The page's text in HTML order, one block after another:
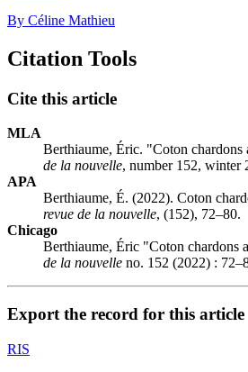
By Céline Mathieu
Citation Tools
Cite this article
MLA
Berthiaume, Éric. "Coton
de la nouvelle, number 152, winter
APA
Berthiaume, É. (2022). Coton
revue de la nouvelle, (152), 72–80.
Chicago
Berthiaume, Éric "Coton chardons
de la nouvelle no. 152 (2022) :
Export the record for this article
RIS